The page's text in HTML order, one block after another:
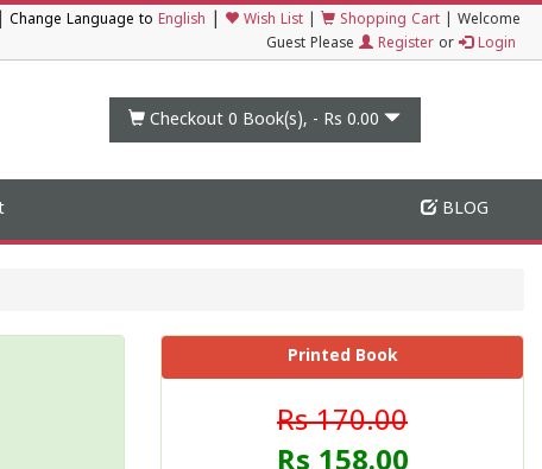
Change Language to English Wish List Shopping Cart
Welcome
Guest Please
Register or Login
Checkout 0 Book(s), - Rs 0.00
BLOG
Printed Book
Rs 170.00